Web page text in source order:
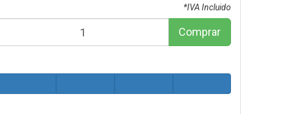
*IVA Incluido
Comprar